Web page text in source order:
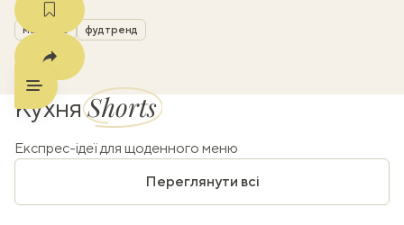
майонез фудтренд
КухняShorts
Експрес-ідеї для щоденного меню
Переглянути всі